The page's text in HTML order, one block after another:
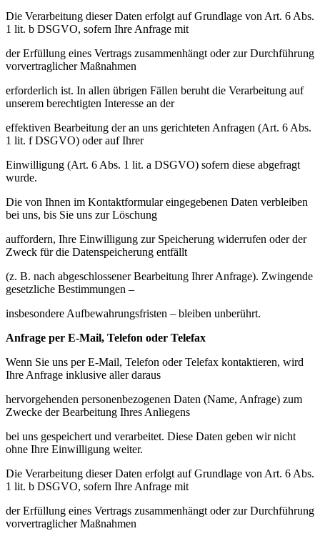
Die Verarbeitung dieser Daten erfolgt auf Grundlage von Art. 6 Abs.
1 lit. b DSGVO, sofern Ihre Anfrage mit
der Erfüllung eines Vertrags zusammenhängt oder zur Durchführung
vorvertraglicher Maßnahmen
erforderlich ist. In allen übrigen Fällen beruht die Verarbeitung auf
unserem berechtigten Interesse an der
effektiven Bearbeitung der an uns gerichteten Anfragen (Art. 6 Abs.
1 lit. f DSGVO) oder auf Ihrer
Einwilligung (Art. 6 Abs. 1 lit. a DSGVO) sofern diese abgefragt
wurde.
Die von Ihnen im Kontaktformular eingegebenen Daten verbleiben
bei uns, bis Sie uns zur Löschung
auffordern, Ihre Einwilligung zur Speicherung widerrufen oder der
Zweck für die Datenspeicherung entfällt
(z. B. nach abgeschlossener Bearbeitung Ihrer Anfrage). Zwingende
gesetzliche Bestimmungen –
insbesondere Aufbewahrungsfristen – bleiben unberührt.
Anfrage per E-Mail, Telefon oder Telefax
Wenn Sie uns per E-Mail, Telefon oder Telefax kontaktieren, wird
Ihre Anfrage inklusive aller daraus
hervorgehenden personenbezogenen Daten (Name, Anfrage) zum
Zwecke der Bearbeitung Ihres Anliegens
bei uns gespeichert und verarbeitet. Diese Daten geben wir nicht
ohne Ihre Einwilligung weiter.
Die Verarbeitung dieser Daten erfolgt auf Grundlage von Art. 6 Abs.
1 lit. b DSGVO, sofern Ihre Anfrage mit
der Erfüllung eines Vertrags zusammenhängt oder zur Durchführung
vorvertraglicher Maßnahmen